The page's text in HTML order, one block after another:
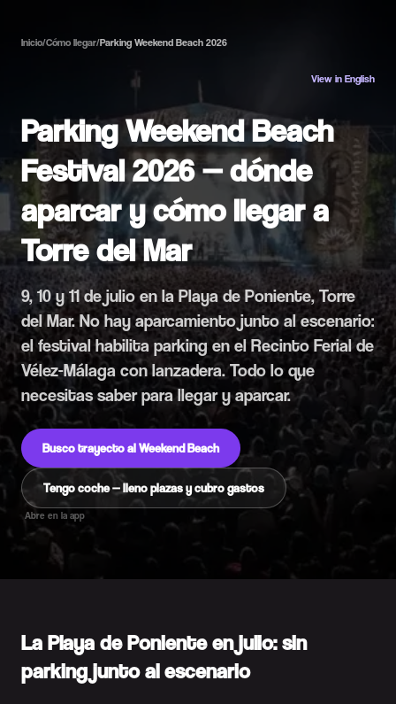
Inicio/Cómo llegar/Parking Weekend Beach 2026
View in English
Parking Weekend Beach
Festival 2026 — dónde
aparcar y cómo llegar a
Torre del Mar
9, 10 y 11 de julio en la Playa de Poniente, Torre
del Mar. No hay aparcamiento junto al escenario:
el festival habilita parking en el Recinto Ferial de
Vélez-Málaga con lanzadera. Todo lo que
necesitas saber para llegar y aparcar.
Busco trayecto al Weekend Beach
Tengo coche — lleno plazas y cubro gastos
Abre en la app
La Playa de Poniente en julio: sin
parking junto al escenario